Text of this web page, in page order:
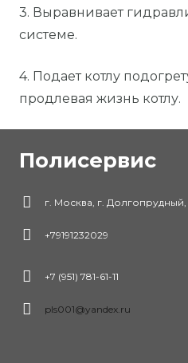
3. Выравнивает
системе.
4. Подает котлу
продлевая жизнь котлу.
Полисервис
г. Москва, г.
+79191232029
+7 (951) 781-61-11
pls001@yandex.ru